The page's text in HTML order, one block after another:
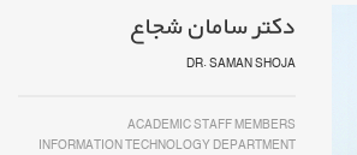
دکتر سامان شجاع
DR. SAMAN SHOJA
ACADEMIC STAFF MEMBERS
INFORMATION TECHNOLOGY DEPARTMENT